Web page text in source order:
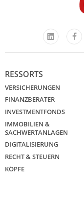
LinkedIn
RESSORTS
VERSICHERUNGEN
FINANZBERATER
INVESTMENTFONDS
IMMOBILIEN &
SACHWERTANLAGEN
DIGITALISIERUNG
RECHT & STEUERN
KÖPFE